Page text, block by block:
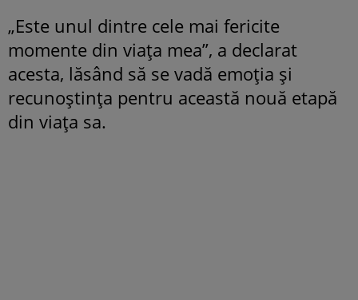
„Este unul dintre cele mai fericite
momente din viața mea”, a declarat
acesta, lăsând să se vadă emoția și
recunoștința pentru această nouă etapă
din viața sa.